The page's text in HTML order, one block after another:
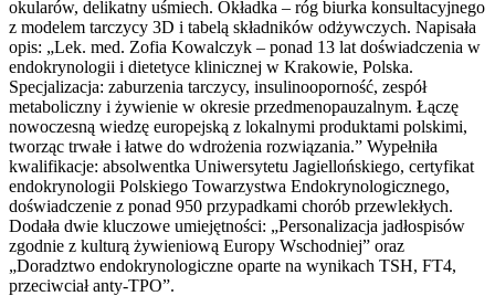
okularów, delikatny uśmiech. Okładka – róg biurka konsultacyjnego
z modelem tarczycy 3D i tabelą składników odżywczych. Napisała
opis: „Lek. med. Zofia Kowalczyk – ponad 13 lat doświadczenia w
endokrynologii i dietetyce klinicznej w Krakowie, Polska.
Specjalizacja: zaburzenia tarczycy, insulinooporność, zespół
metaboliczny i żywienie w okresie przedmenopauzalnym. Łączę
nowoczesną wiedzę europejską z lokalnymi produktami polskimi,
tworząc trwałe i łatwe do wdrożenia rozwiązania.” Wypełniła
kwalifikacje: absolwentka Uniwersytetu Jagiellońskiego, certyfikat
endokrynologii Polskiego Towarzystwa Endokrynologicznego,
doświadczenie z ponad 950 przypadkami chorób przewlekłych.
Dodała dwie kluczowe umiejętności: „Personalizacja jadłospisów
zgodnie z kulturą żywieniową Europy Wschodniej” oraz
„Doradztwo endokrynologiczne oparte na wynikach TSH, FT4,
przeciwciał anty-TPO”.